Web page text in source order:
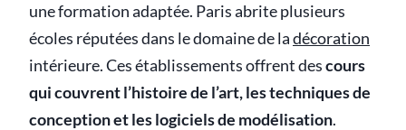
une formation adaptée. Paris abrite plusieurs
écoles réputées dans le domaine de ladécoration
intérieure. Ces établissements offrent descours
qui couvrent l’histoire de l’art, les techniques de
conception et les logiciels de modélisation.